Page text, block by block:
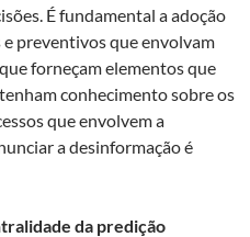
É fundamental a adoção
preventivos que envolvam
forneçam elementos que
conhecimento sobre os
que envolvem a
a desinformação é
da predição